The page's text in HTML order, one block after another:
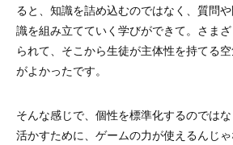
ると、知識を詰め込むのではなく、質問
識を組み立てていく学びができて。さま
られて、そこから生徒が主体性を持てる
がよかったです。
そんな感じで、個性を標準化するのでは
活かすために、ゲームの力が使えるんじ